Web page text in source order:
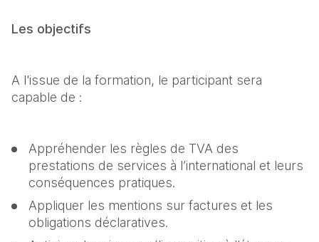
Les objectifs
A l'issue de la formation, le participant sera
capable de :
Appréhender les règles de TVA des
prestations de services à l’international et leurs
conséquences pratiques.
Appliquer les mentions sur factures et les
obligations déclaratives.